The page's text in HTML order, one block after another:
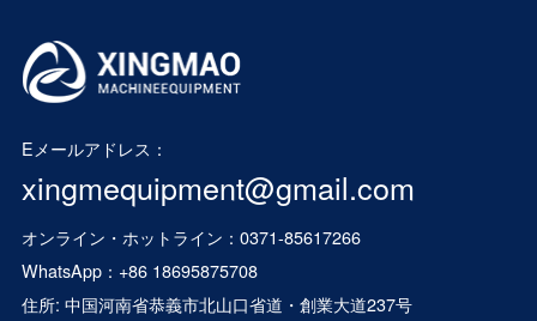
Eメールアドレス：
xingmequipment@gmail.com
オンライン・ホットライン：0371-85617266
WhatsApp： +86 18695875708
住所: 中国河南省恭義市北山口省道・創業大道237号